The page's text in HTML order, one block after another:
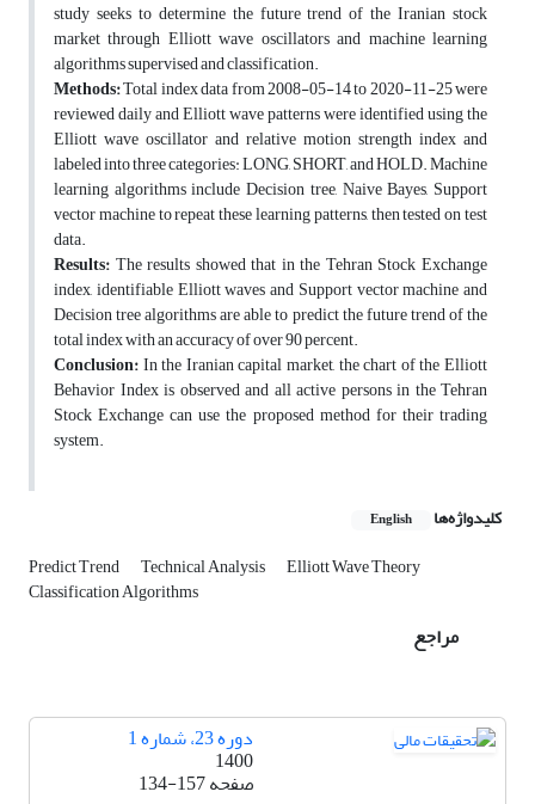
study seeks to determine the future trend of the Iranian stock
market through Elliott wave oscillators and machine learning
algorithms supervised and classification.
Methods:Total index data from 2008-05-14 to 2020-11-25 were
reviewed daily and Elliott wave patterns were identified using the
Elliott wave oscillator and relative motion strength index and
labeled into three categories: LONG, SHORT, and HOLD. Machine
learning algorithms include Decision tree, Naive Bayes, Support
vector machine to repeat these learning patterns, then tested on test
data.
Results:The results showed that in the Tehran Stock Exchange
index, identifiable Elliott waves and Support vector machine and
Decision tree algorithms are able to predict the future trend of the
total index with an accuracy of over 90 percent.
Conclusion:In the Iranian capital market, the chart of the Elliott
Behavior Index is observed and all active persons in the Tehran
Stock Exchange can use the proposed method for their trading
system.
کلیدواژه‌ها English
Predict Trend Technical Analysis Elliott Wave Theory
Classification Algorithms
مراجع
دوره 23، شماره 1
1400
صفحه134-157